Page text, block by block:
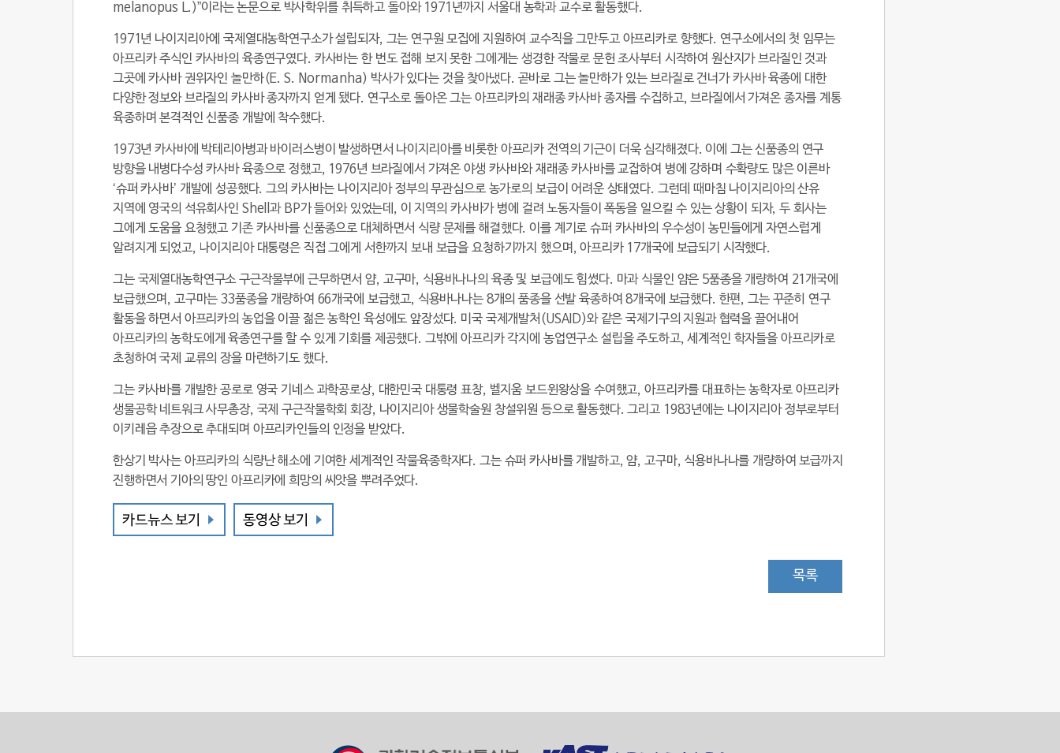
melanopus L.)”이라는 논문으로 박사학위를 취득하고 돌아와 1971년까지 서울대 농학과 교수로 활동했다.
1971년 나이지리아에 국제열대농학연구소가 설립되자, 그는 연구원 모집에 지원하여 교수직을 그만두고 아프리카로 향했다. 연구소에서의 첫 임무는
아프리카 주식인 카사바의 육종연구였다. 카사바는 한 번도 접해 보지 못한 그에게는 생경한 작물로 문헌 조사부터 시작하여 원산지가 브라질인 것과
그곳에 카사바 권위자인 놀만하(E. S. Normanha) 박사가 있다는 것을 찾아냈다. 곧바로 그는 놀만하가 있는 브라질로 건너가 카사바 육종에 대한
다양한 정보와 브라질의 카사바 종자까지 얻게 됐다. 연구소로 돌아온 그는 아프리카의 재래종 카사바 종자를 수집하고, 브라질에서 가져온 종자를 계통
육종하며 본격적인 신품종 개발에 착수했다.
1973년 카사바에 박테리아병과 바이러스병이 발생하면서 나이지리아를 비롯한 아프리카 전역의 기근이 더욱 심각해졌다. 이에 그는 신품종의 연구
방향을 내병다수성 카사바 육종으로 정했고, 1976년 브라질에서 가져온 야생 카사바와 재래종 카사바를 교잡하여 병에 강하며 수확량도 많은 이른바
‘슈퍼 카사바’ 개발에 성공했다. 그의 카사바는 나이지리아 정부의 무관심으로 농가로의 보급이 어려운 상태였다. 그런데 때마침 나이지리아의 산유
지역에 영국의 석유회사인 Shell과 BP가 들어와 있었는데, 이 지역의 카사바가 병에 걸려 노동자들이 폭동을 일으킬 수 있는 상황이 되자, 두 회사는
그에게 도움을 요청했고 기존 카사바를 신품종으로 대체하면서 식량 문제를 해결했다. 이를 계기로 슈퍼 카사바의 우수성이 농민들에게 자연스럽게
알려지게 되었고, 나이지리아 대통령은 직접 그에게 서한까지 보내 보급을 요청하기까지 했으며, 아프리카 17개국에 보급되기 시작했다.
그는 국제열대농학연구소 구근작물부에 근무하면서 얌, 고구마, 식용바나나의 육종 및 보급에도 힘썼다. 마과 식물인 얌은 5품종을 개량하여 21개국에
보급했으며, 고구마는 33품종을 개량하여 66개국에 보급했고, 식용바나나는 8개의 품종을 선발 육종하여 8개국에 보급했다. 한편, 그는 꾸준히 연구
활동을 하면서 아프리카의 농업을 이끌 젊은 농학인 육성에도 앞장섰다. 미국 국제개발처(USAID)와 같은 국제기구의 지원과 협력을 끌어내어
아프리카의 농학도에게 육종연구를 할 수 있게 기회를 제공했다. 그밖에 아프리카 각지에 농업연구소 설립을 주도하고, 세계적인 학자들을 아프리카로
초청하여 국제 교류의 장을 마련하기도 했다.
그는 카사바를 개발한 공로로 영국 기네스 과학공로상, 대한민국 대통령 표창, 벨지움 보드윈왕상을 수여했고, 아프리카를 대표하는 농학자로 아프리카
생물공학 네트워크 사무총장, 국제 구근작물학회 회장, 나이지리아 생물학술원 창설위원 등으로 활동했다. 그리고 1983년에는 나이지리아 정부로부터
이키레읍 추장으로 추대되며 아프리카인들의 인정을 받았다.
한상기 박사는 아프리카의 식량난 해소에 기여한 세계적인 작물육종학자다. 그는 슈퍼 카사바를 개발하고, 얌, 고구마, 식용바나나를 개량하여 보급까지
진행하면서 기아의 땅인 아프리카에 희망의 씨앗을 뿌려주었다.
카드뉴스 보기 동영상 보기
목록